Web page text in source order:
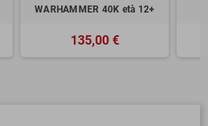
WARHAMMER 40K età 12+
135,00 €